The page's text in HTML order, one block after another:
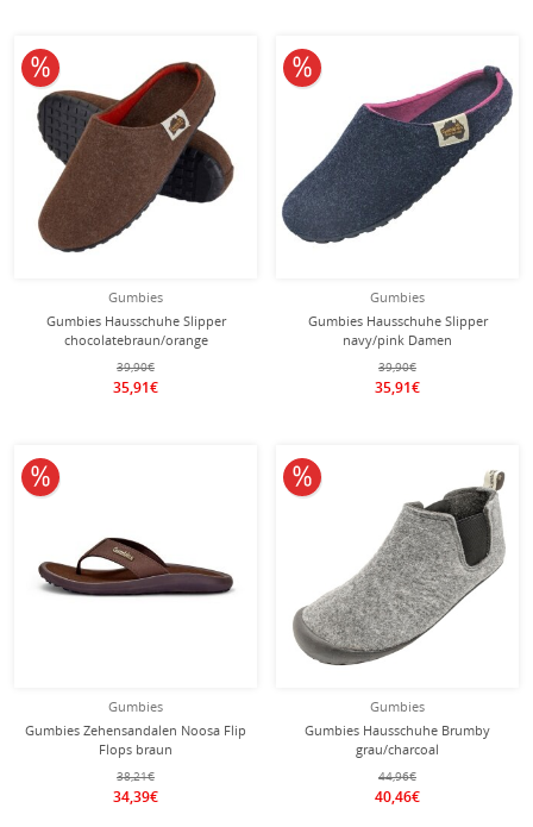
Gumbies
Gumbies Hausschuhe Slipper
chocolatebraun/orange
39,90€
35,91€
10% reduziert
Gumbies
Gumbies Hausschuhe Slipper
navy/pink Damen
39,90€
35,91€
10% reduziert
Gumbies
Gumbies Zehensandalen Noosa Flip
Flops braun
38,21€
34,39€
10% reduziert
Gumbies
Gumbies Hausschuhe Brumby
grau/charcoal
44,96€
40,46€
10% reduziert